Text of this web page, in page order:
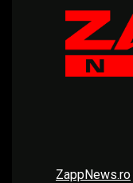
ZappNews.ro